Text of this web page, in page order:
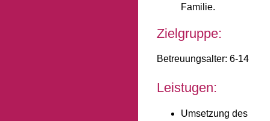
Familie.
Zielgruppe:
Betreuungsalter: 6-14
Leistugen:
Umsetzung des